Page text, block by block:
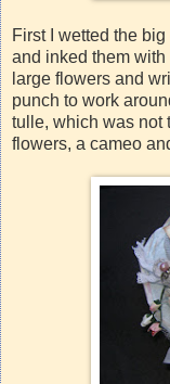
First I wetted the
and inked them with
large flowers and
punch to work
tulle, which was not
flowers, a cameo